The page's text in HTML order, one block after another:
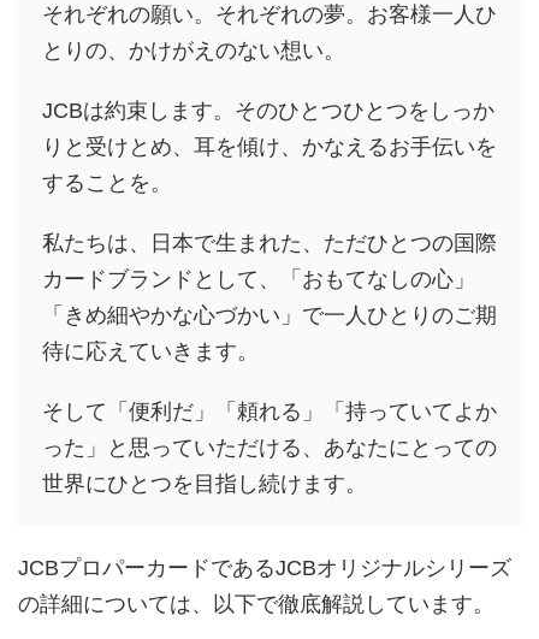
それぞれの願い。それぞれの夢。お客様一人ひ
とりの、かけがえのない想い。
JCBは約束します。そのひとつひとつをしっか
りと受けとめ、耳を傾け、かなえるお手伝いを
することを。
私たちは、日本で生まれた、ただひとつの国際
カードブランドとして、「おもてなしの心」
「きめ細やかな心づかい」で一人ひとりのご期
待に応えていきます。
そして「便利だ」「頼れる」「持っていてよか
った」と思っていただける、あなたにとっての
世界にひとつを目指し続けます。
JCBプロパーカードであるJCBオリジナルシリーズ
の詳細については、以下で徹底解説しています。